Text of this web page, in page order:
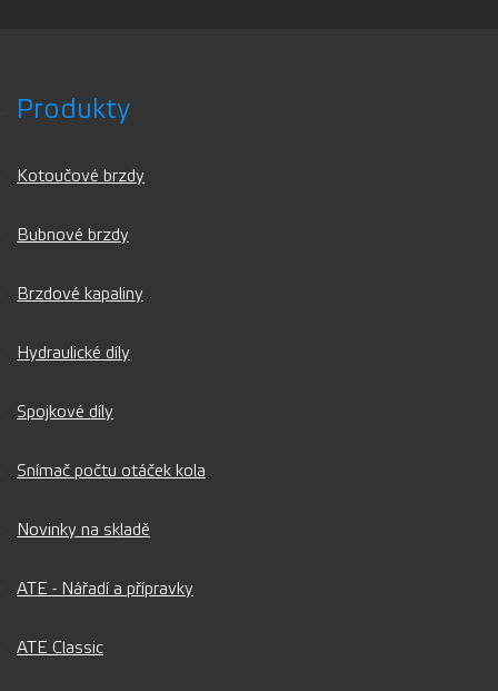
Produkty
Kotoučové brzdy
Bubnové brzdy
Brzdové kapaliny
Hydraulické díly
Spojkové díly
Snímač počtu otáček kola
Novinky na skladě
ATE - Nářadí a přípravky
ATE Classic